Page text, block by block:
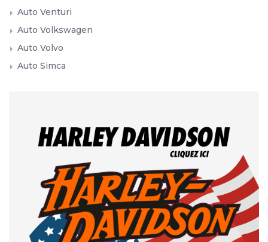
Auto Venturi
Auto Volkswagen
Auto Volvo
Auto Simca